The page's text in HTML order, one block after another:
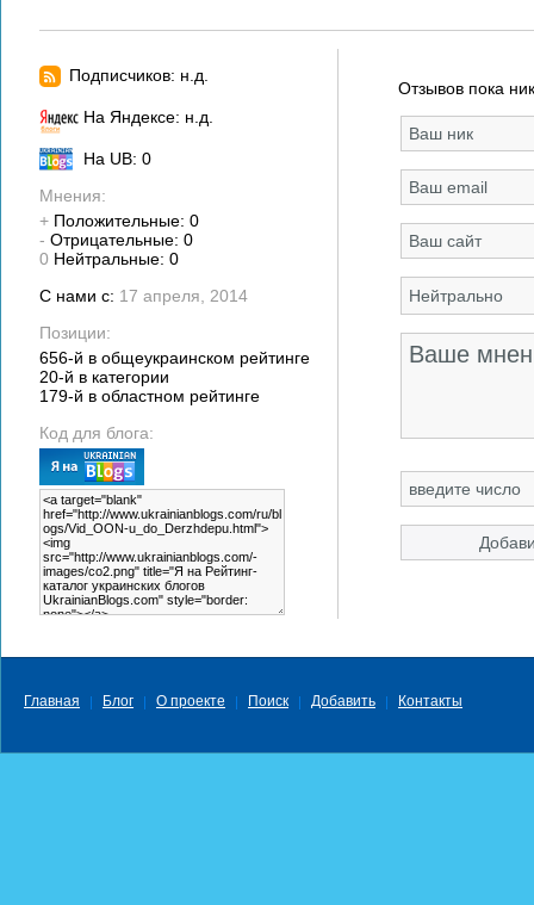
Подписчиков: н.д.
На Яндексе: н.д.
На UB: 0
Мнения:
+ Положительные: 0
- Отрицательные: 0
0 Нейтральные: 0
С нами с: 17 апреля, 2014
Позиции:
656-й в общеукраинском рейтинге
20-й в категории
179-й в областном рейтинге
Код для блога:
Отзывов пока
Главная Блог О проекте Поиск Добавить Контакты